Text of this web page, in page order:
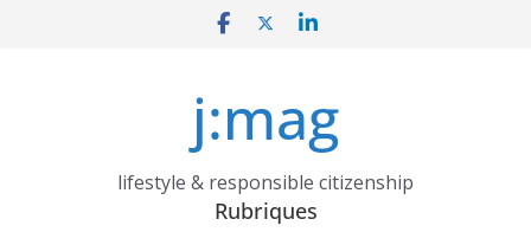
j:mag
lifestyle & responsible citizenship
Rubriques